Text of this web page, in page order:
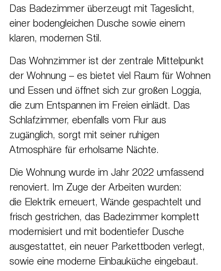
Das Badezimmer überzeugt mit Tageslicht,
einer bodengleichen Dusche sowie einem
klaren, modernen Stil.
Das Wohnzimmer ist der zentrale Mittelpunkt
der Wohnung – es bietet viel Raum für Wohnen
und Essen und öffnet sich zur großen Loggia,
die zum Entspannen im Freien einlädt. Das
Schlafzimmer, ebenfalls vom Flur aus
zugänglich, sorgt mit seiner ruhigen
Atmosphäre für erholsame Nächte.
Die Wohnung wurde im Jahr 2022 umfassend
renoviert. Im Zuge der Arbeiten wurden:
die Elektrik erneuert, Wände gespachtelt und
frisch gestrichen, das Badezimmer komplett
modernisiert und mit bodentiefer Dusche
ausgestattet, ein neuer Parkettboden verlegt,
sowie eine moderne Einbauküche eingebaut.